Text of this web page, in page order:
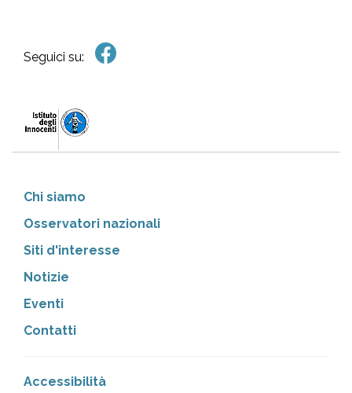
Seguici su:
Chi siamo
Osservatori nazionali
Siti d'interesse
Notizie
Eventi
Contatti
Accessibilità